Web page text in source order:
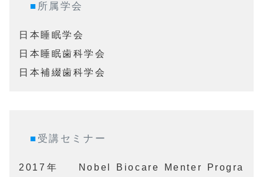
■ 所属学会
日本睡眠学会
日本睡眠歯科学会
日本補綴歯科学会
■ 受講セミナー
2017年	Nobel Biocare Menter Progra